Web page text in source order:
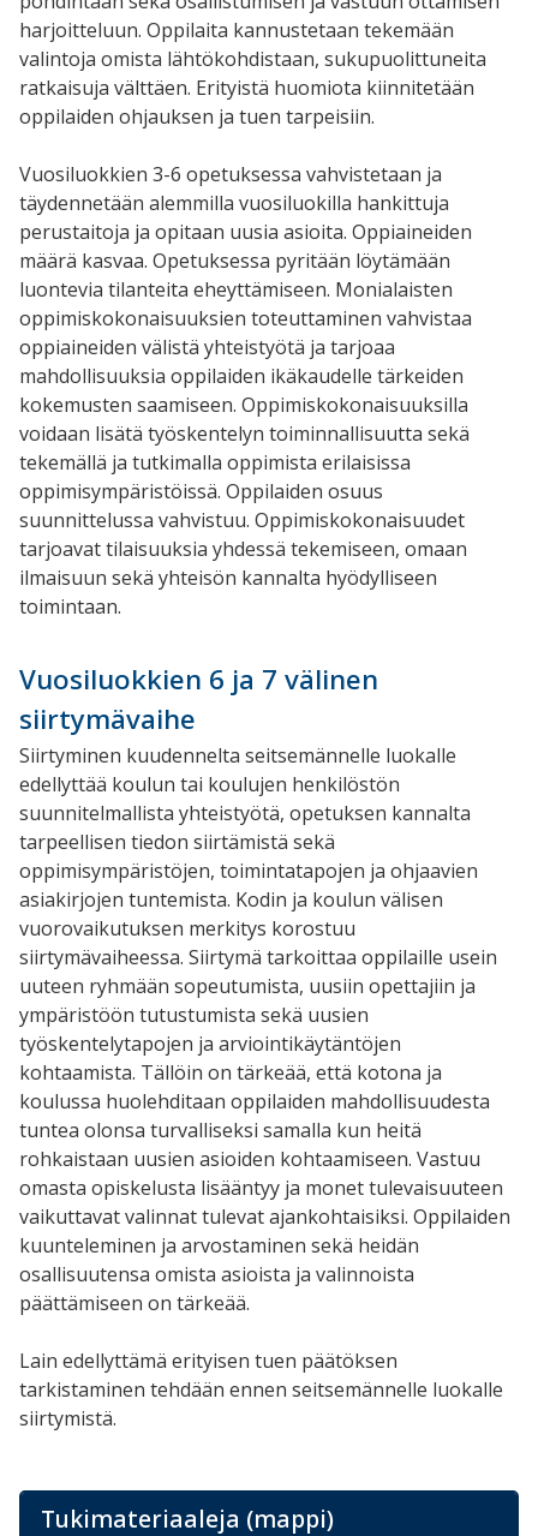
harjoitteluun. Oppilaita kannustetaan tekemään
valintoja omista lähtökohdistaan, sukupuolittuneita
ratkaisuja välttäen. Erityistä huomiota kiinnitetään
oppilaiden ohjauksen ja tuen tarpeisiin.
Vuosiluokkien 3-6 opetuksessa vahvistetaan ja
täydennetään alemmilla vuosiluokilla hankittuja
perustaitoja ja opitaan uusia asioita. Oppiaineiden
määrä kasvaa. Opetuksessa pyritään löytämään
luontevia tilanteita eheyttämiseen. Monialaisten
oppimiskokonaisuuksien toteuttaminen vahvistaa
oppiaineiden välistä yhteistyötä ja tarjoaa
mahdollisuuksia oppilaiden ikäkaudelle tärkeiden
kokemusten saamiseen. Oppimiskokonaisuuksilla
voidaan lisätä työskentelyn toiminnallisuutta sekä
tekemällä ja tutkimalla oppimista erilaisissa
oppimisympäristöissä. Oppilaiden osuus
suunnittelussa vahvistuu. Oppimiskokonaisuudet
tarjoavat tilaisuuksia yhdessä tekemiseen, omaan
ilmaisuun sekä yhteisön kannalta hyödylliseen
toimintaan.
Vuosiluokkien 6 ja 7 välinen
siirtymävaihe
Siirtyminen kuudennelta seitsemännelle luokalle
edellyttää koulun tai koulujen henkilöstön
suunnitelmallista yhteistyötä, opetuksen kannalta
tarpeellisen tiedon siirtämistä sekä
oppimisympäristöjen, toimintatapojen ja ohjaavien
asiakirjojen tuntemista. Kodin ja koulun välisen
vuorovaikutuksen merkitys korostuu
siirtymävaiheessa. Siirtymä tarkoittaa oppilaille usein
uuteen ryhmään sopeutumista, uusiin opettajiin ja
ympäristöön tutustumista sekä uusien
työskentelytapojen ja arviointikäytäntöjen
kohtaamista. Tällöin on tärkeää, että kotona ja
koulussa huolehditaan oppilaiden mahdollisuudesta
tuntea olonsa turvalliseksi samalla kun heitä
rohkaistaan uusien asioiden kohtaamiseen. Vastuu
omasta opiskelusta lisääntyy ja monet tulevaisuuteen
vaikuttavat valinnat tulevat ajankohtaisiksi. Oppilaiden
kuunteleminen ja arvostaminen sekä heidän
osallisuutensa omista asioista ja valinnoista
päättämiseen on tärkeää.
Lain edellyttämä erityisen tuen päätöksen
tarkistaminen tehdään ennen seitsemännelle luokalle
siirtymistä.
Tukimateriaaleja (mappi)